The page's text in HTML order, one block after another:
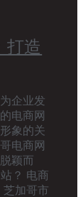
打造
企业发
电商网
象的关
电商网
颖而
？ 电商
芝加哥市